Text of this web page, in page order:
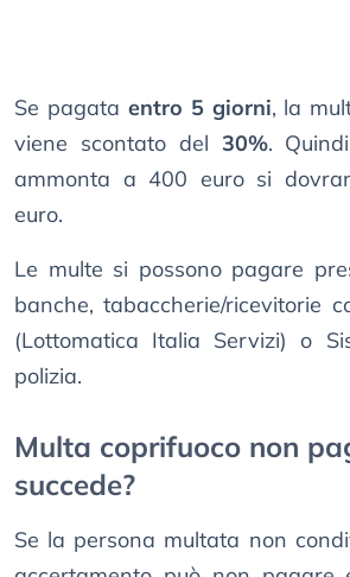
Se pagata entro 5 giorni, la
viene scontato del 30%.
ammonta a 400 euro si
euro.
Le multe si possono pagare
banche, tabaccherie/ricevitorie
(Lottomatica Italia Servizi) o
polizia.
Multa coprifuoco non
succede?
Se la persona multata non